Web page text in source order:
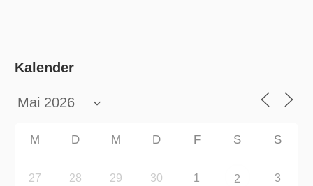
Kalender
M D M D F S S
27 28 29 30 1 2 3